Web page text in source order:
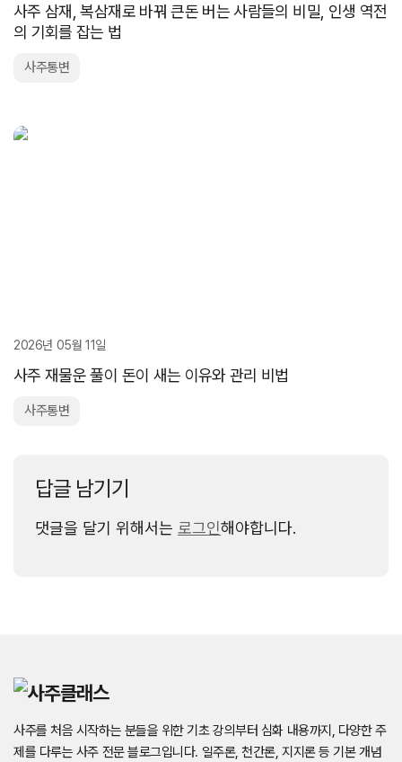
사주 삼재, 복삼재로 바꿔 큰돈 버는 사람들의 비밀, 인생 역전
의 기회를 잡는 법
사주통변
2026년 05월 11일
사주 재물운 풀이 돈이 새는 이유와 관리 비법
사주통변
답글 남기기
댓글을 달기 위해서는 로그인해야합니다.
사주를 처음 시작하는 분들을 위한 기초 강의부터 심화 내용까지, 다양한 주
제를 다루는 사주 전문 블로그입니다. 일주론, 천간론, 지지론 등 기본 개념